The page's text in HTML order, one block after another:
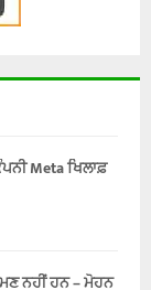
Meta ਖਿਲਾਫ਼
ਨਹੀਂ ਹਨ – ਮੋਹਨ